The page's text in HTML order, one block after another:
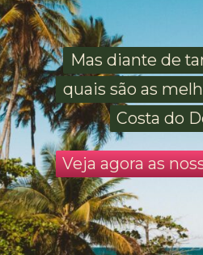
Mas diante de
quais são as
Costa do
Mas diante de
quais são as
Costa do
Veja agora as
Veja agora as